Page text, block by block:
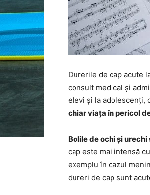
Durerile de cap acute
consult medical și
elevi și la adolescenți,
chiar viața în pericol
Bolile de ochi și
cap este mai intensă
exemplu în cazul
dureri de cap sunt